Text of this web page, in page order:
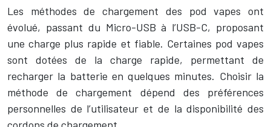
Les méthodes de chargement des pod vapes ont
évolué, passant du Micro-USB à l’USB-C, proposant
une charge plus rapide et fiable. Certaines pod vapes
sont dotées de la charge rapide, permettant de
recharger la batterie en quelques minutes. Choisir la
méthode de chargement dépend des préférences
personnelles de l’utilisateur et de la disponibilité des